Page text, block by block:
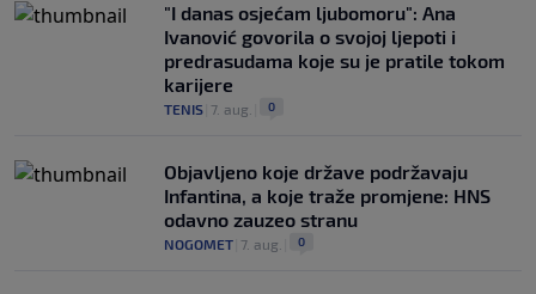
"I danas osjećam ljubomoru": Ana
Ivanović govorila o svojoj ljepoti i
predrasudama koje su je pratile tokom
karijere
TENIS 7. aug. 0
Objavljeno koje države podržavaju
Infantina, a koje traže promjene: HNS
odavno zauzeo stranu
NOGOMET 7. aug. 0